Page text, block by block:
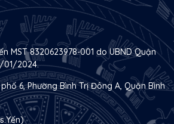
MST 8320623978-001 do UBND Quận
01/2024.
6, Phường Bình Trị Đông A, Quận Bình